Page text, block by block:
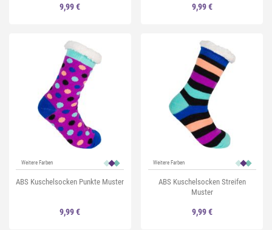
9,99 € 9,99 €
Weitere Farben
ABS Kuschelsocken Punkte Muster
9,99 €
Weitere Farben
ABS Kuschelsocken Streifen
Muster
9,99 €